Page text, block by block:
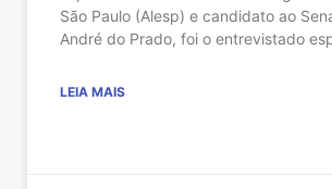
São Paulo (Alesp) e candidato ao
André do Prado, foi o entrevistado
LEIA MAIS